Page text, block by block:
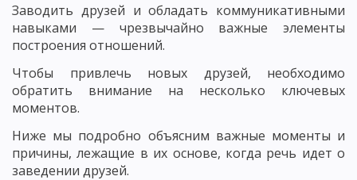
Заводить друзей и обладать коммуникативными
навыками — чрезвычайно важные элементы
построения отношений.
Чтобы привлечь новых друзей, необходимо
обратить внимание на несколько ключевых
моментов.
Ниже мы подробно объясним важные моменты и
причины, лежащие в их основе, когда речь идет о
заведении друзей.